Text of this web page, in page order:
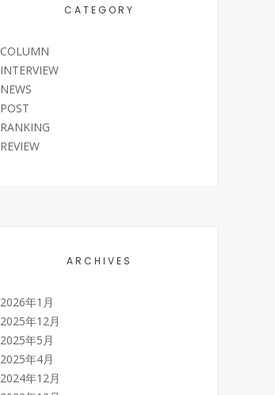
CATEGORY
COLUMN
INTERVIEW
NEWS
POST
RANKING
REVIEW
ARCHIVES
2026年1月
2025年12月
2025年5月
2025年4月
2024年12月